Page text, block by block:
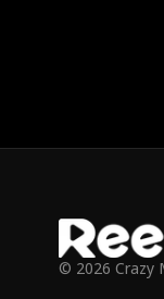
© 2026 Crazy